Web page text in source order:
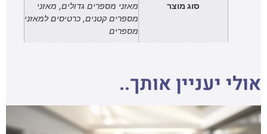
סוג מוצר
מאזני מספרים גדולים, מאזני
מספרים קטנים, כרטיסים למאזני
מספרים
אולי יעניין אותך..